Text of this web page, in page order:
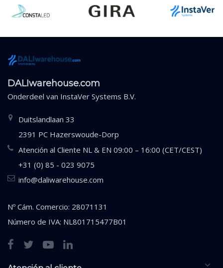
DALIwarehouse.com
Onderdeel van InstaVer Systems B.V.
Duitslandlaan 33
2391 PC Hazerswoude-Dorp
Atención al Cliente NL & EN 09:00 – 16:00 (CET/CEST)
+31 (0) 85 - 023 9075
info@daliwarehouse.com
Nº Cám. Comercio: 28071131
Número de IVA: NL801715477B01